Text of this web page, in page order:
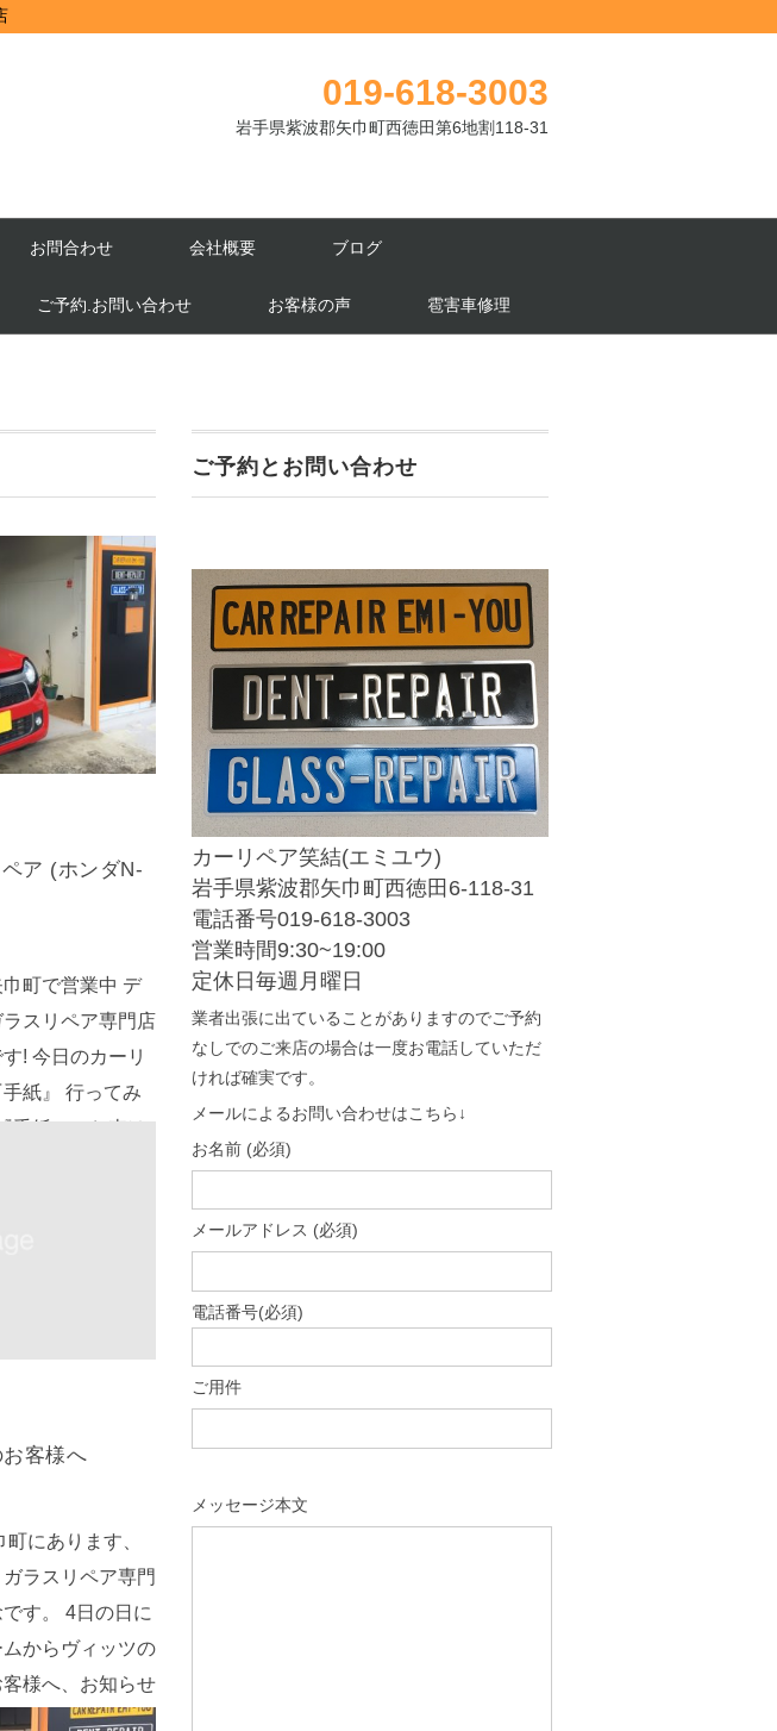
019-618-3003
岩手県紫波郡矢巾町西徳田第6地割118-31
お問合わせ 会社概要 ブログ
ご予約.お問い合わせ お客様の声 雹害車修理
ア (ホンダN-
町で営業中 デ
スリペア専門店
! 今日のカーリ
紙』 行ってみ
手紙』のお車は
客様へ
にあります、
ラスリペア専門
す。 4日の日に
からヴィッツの
様へ、お知らせ
返信をしました
ご予約とお問い合わせ
カーリペア笑結(エミユウ)
岩手県紫波郡矢巾町西徳田6-118-31
電話番号019-618-3003
営業時間9:30~19:00
定休日毎週月曜日
業者出張に出ていることがありますのでご予約
なしでのご来店の場合は一度お電話していただ
ければ確実です。
メールによるお問い合わせはこちら↓
お名前 (必須)
メールアドレス (必須)
電話番号(必須)
ご用件
メッセージ本文